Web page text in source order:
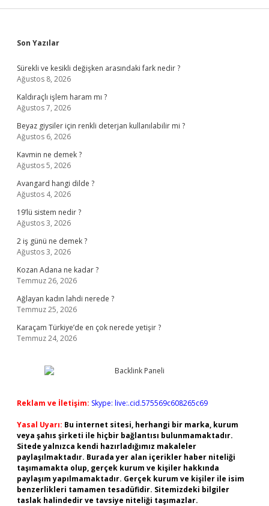
Sidebar
Son Yazılar
Sürekli ve kesikli değişken arasındaki fark nedir ?
Ağustos 8, 2026
Kaldıraçlı işlem haram mı ?
Ağustos 7, 2026
Beyaz giysiler için renkli deterjan kullanılabilir mi ?
Ağustos 6, 2026
Kavmin ne demek ?
Ağustos 5, 2026
Avangard hangi dilde ?
Ağustos 4, 2026
19’lü sistem nedir ?
Ağustos 3, 2026
2 iş günü ne demek ?
Ağustos 3, 2026
Kozan Adana ne kadar ?
Temmuz 26, 2026
Ağlayan kadın lahdi nerede ?
Temmuz 25, 2026
Karaçam Türkiye’de en çok nerede yetişir ?
Temmuz 24, 2026
Reklam ve İletişim: Skype: live:.cid.575569c608265c69
Yasal Uyarı: Bu internet sitesi, herhangi bir marka, kurum
veya şahıs şirketi ile hiçbir bağlantısı bulunmamaktadır.
Sitede yalnızca kendi hazırladığımız makaleler
paylaşılmaktadır. Burada yer alan içerikler haber niteliği
taşımamakta olup, gerçek kurum ve kişiler hakkında
paylaşım yapılmamaktadır. Gerçek kurum ve kişiler ile isim
benzerlikleri tamamen tesadüfidir. Sitemizdeki bilgiler
taslak halindedir ve tavsiye niteliği taşımazlar.